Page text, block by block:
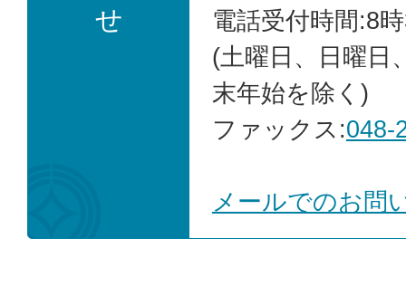
せ
電話受付時間:8
(土曜日、日曜日
末年始を除く)
ファックス:048-
メールでのお問